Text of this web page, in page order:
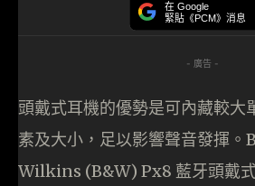
在 Google
緊貼《PCM》消息
- 廣告 -
頭戴式耳機的優勢是可內藏較大
素及大小，足以影響聲音發揮。
Wilkins (B&W) Px8 藍牙頭戴